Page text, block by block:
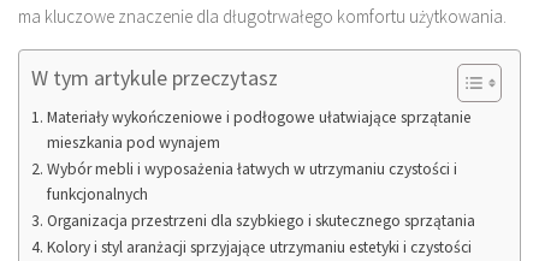
ma kluczowe znaczenie dla długotrwałego komfortu użytkowania.
W tym artykule przeczytasz
Materiały wykończeniowe i podłogowe ułatwiające sprzątanie
mieszkania pod wynajem
Wybór mebli i wyposażenia łatwych w utrzymaniu czystości i
funkcjonalnych
Organizacja przestrzeni dla szybkiego i skutecznego sprzątania
Kolory i styl aranżacji sprzyjające utrzymaniu estetyki i czystości